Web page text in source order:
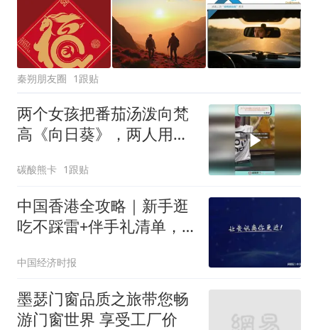
秦朔朋友圈 1跟贴
两个女孩把番茄汤泼向梵
高《向日葵》，两人用强
碳酸熊卡 1跟贴
中国香港全攻略｜新手逛
吃不踩雷+伴手礼清单，
选
中国经济时报
墨瑟门窗品质之旅带您畅
游门窗世界 享受工厂价